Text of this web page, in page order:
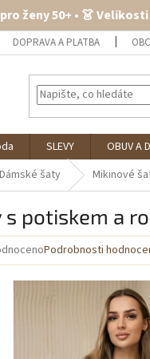
ženy 50+ • 👗
DOPRAVA A PLATBA
SLEVY OBUV A
Dámské šaty Mikinové
s potiskem a
Podrobnosti